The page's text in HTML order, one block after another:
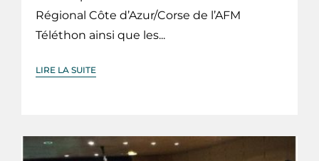
Régional Côte d’Azur/Corse de l’AFM
Téléthon ainsi que les...
LIRE LA SUITE